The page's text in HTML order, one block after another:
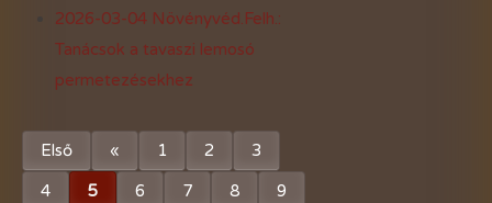
2026-03-04 Növényvéd.Felh.:
Tanácsok a tavaszi lemosó
permetezésekhez
Első « 1 2 3
4 5 6 7 8 9